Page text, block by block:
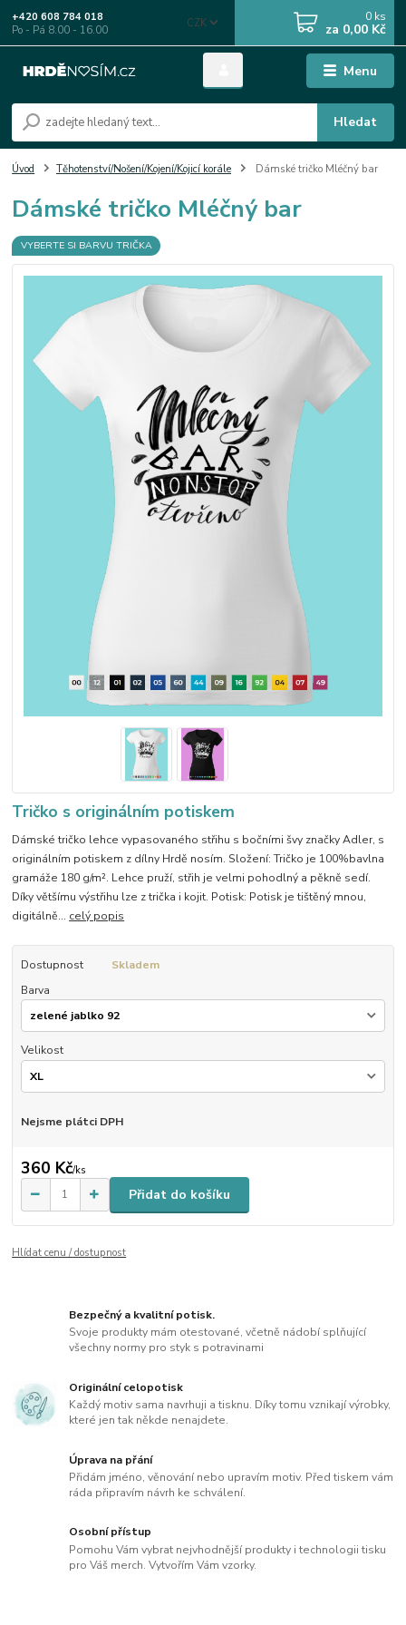
Menu
CZK
Hledat
+420 608 784 018
Po - Pá 8.00 - 16.00
0 ks
za 0,00 Kč
Úvod Těhotenství/Nošení/Kojení/Kojicí korále Dámské tričko Mléčný bar
Dámské tričko Mléčný bar
VYBERTE SI BARVU TRIČKA
Tričko s originálním potiskem
Dámské tričko lehce vypasovaného střihu s bočními švy značky Adler, s
originálním potiskem z dílny Hrdě nosím. Složení: Tričko je 100%bavlna
gramáže 180 g/m². Lehce pruží, střih je velmi pohodlný a pěkně sedí.
Díky většímu výstřihu lze z trička i kojit. Potisk: Potisk je tištěný mnou,
digitálně... celý popis
Dostupnost
Skladem
Barva
Velikost
Nejsme plátci DPH
360 Kč/ks
Přidat do košíku
Hlídat cenu / dostupnost
Bezpečný a kvalitní potisk.
Svoje produkty mám otestované, včetně nádobí splňující
všechny normy pro styk s potravinami
Originální celopotisk
Každý motiv sama navrhuji a tisknu. Díky tomu vznikají výrobky,
které jen tak někde nenajdete.
Úprava na přání
Přidám jméno, věnování nebo upravím motiv. Před tiskem vám
ráda připravím návrh ke schválení.
Osobní přístup
Pomohu Vám vybrat nejvhodnější produkty i technologii tisku
pro Váš merch. Vytvořím Vám vzorky.